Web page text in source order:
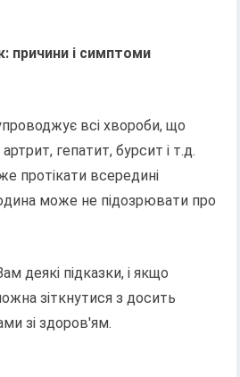
причини і симптоми
всі хвороби, що
гепатит, бурсит і т.д.
протікати всередині
може не підозрювати про
деякі підказки, і якщо
зіткнутися з досить
зі здоров'ям.